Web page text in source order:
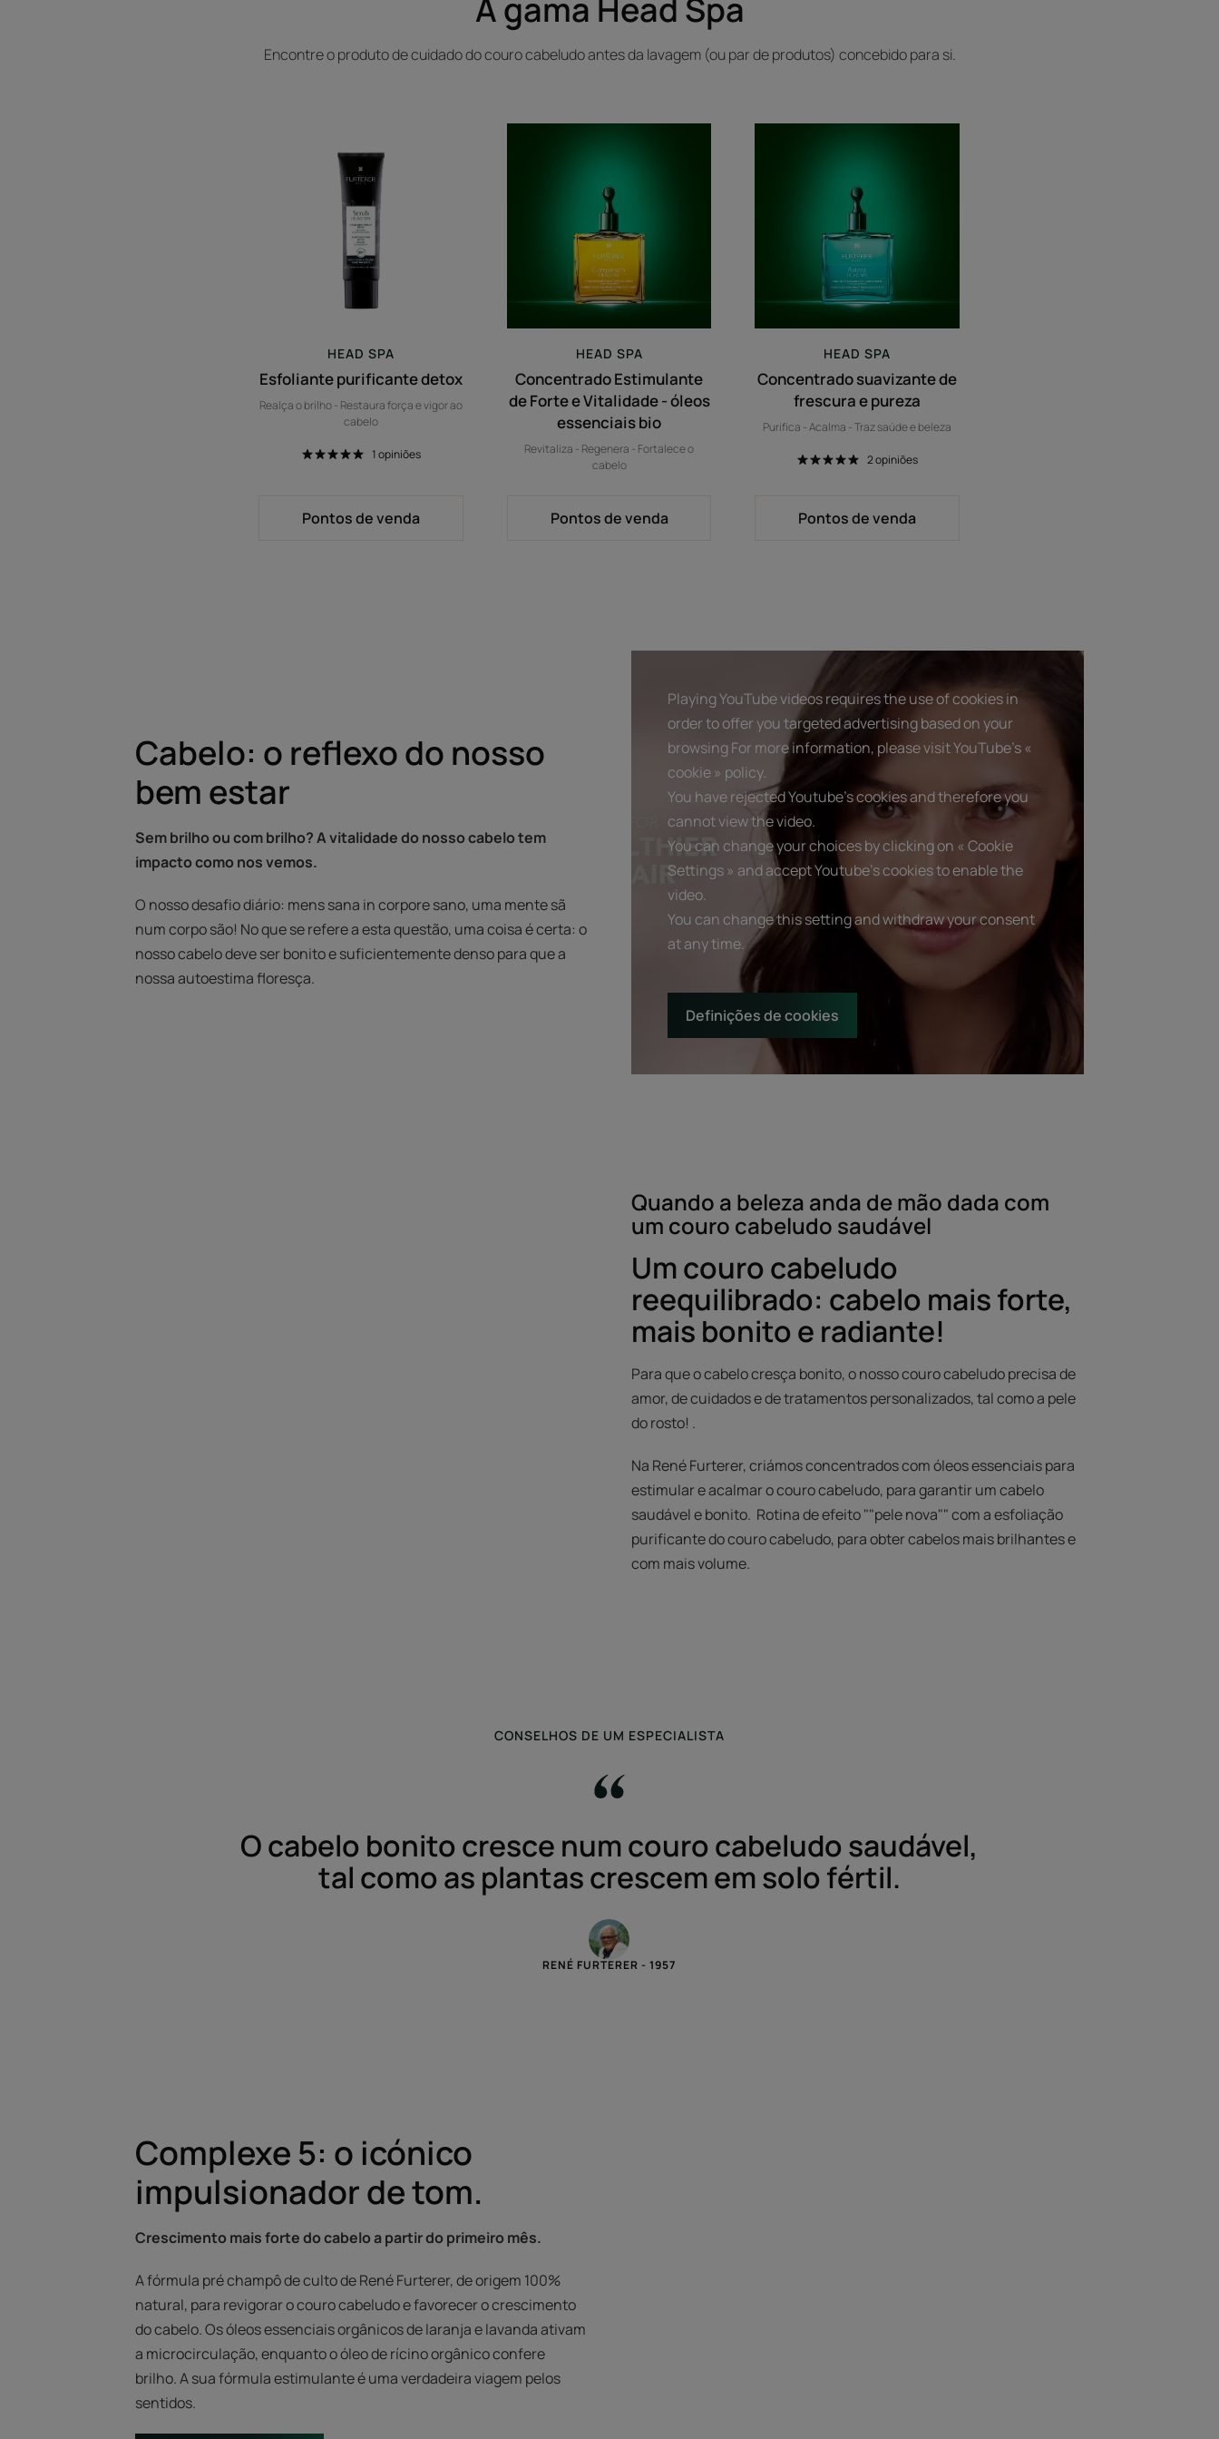
A gama Head Spa
Encontre o produto de cuidado do couro cabeludo antes da lavagem (ou par de produtos) concebido para si.
purificante
detox
HEAD SPA
Esfoliante purificante detox
Realça o brilho - Restaura força e vigor ao
cabelo
1opiniões
Pontos de venda
Forte
Vitalidade
-
óleos
essenciais
bio
HEAD SPA
Concentrado Estimulante
de Forte e Vitalidade - óleos
essenciais bio
Revitaliza - Regenera - Fortalece o
cabelo
Pontos de venda
frescura
pureza
HEAD SPA
Concentrado suavizante de
frescura e pureza
Purifica - Acalma - Traz saúde e beleza
2opiniões
Pontos de venda
Cabelo: o reflexo do nosso
bem estar
Sem brilho ou com brilho? A vitalidade do nosso cabelo tem
impacto como nos vemos.
O nosso desafio diário: mens sana in corpore sano, uma mente sã
num corpo são! No que se refere a esta questão, uma coisa é certa: o
nosso cabelo deve ser bonito e suficientemente denso para que a
nossa autoestima floresça.
Playing YouTube videos requires the use of cookies in
order to offer you targeted advertising based on your
browsing For more information, please visit YouTube's «
cookie » policy.
You have rejected Youtube's cookies and therefore you
cannot view the video.
You can change your choices by clicking on « Cookie
Settings » and accept Youtube's cookies to enable the
video.
You can change this setting and withdraw your consent
at any time.
Definições de cookies
Quando a beleza anda de mão dada com
um couro cabeludo saudável
Um couro cabeludo
reequilibrado: cabelo mais forte,
mais bonito e radiante!
Para que o cabelo cresça bonito, o nosso couro cabeludo precisa de
amor, de cuidados e de tratamentos personalizados, tal como a pele
do rosto! .
Na René Furterer, criámos concentrados com óleos essenciais para
estimular e acalmar o couro cabeludo, para garantir um cabelo
saudável e bonito. Rotina de efeito ""pele nova"" com a esfoliação
purificante do couro cabeludo, para obter cabelos mais brilhantes e
com mais volume.
CONSELHOS DE UM ESPECIALISTA
O cabelo bonito cresce num couro cabeludo saudável,
tal como as plantas crescem em solo fértil.
RENÉ FURTERER - 1957
Complexe 5: o icónico
impulsionador de tom.
Crescimento mais forte do cabelo a partir do primeiro mês.
A fórmula pré champô de culto de René Furterer, de origem 100%
natural, para revigorar o couro cabeludo e favorecer o crescimento
do cabelo. Os óleos essenciais orgânicos de laranja e lavanda ativam
a microcirculação, enquanto o óleo de rícino orgânico confere
brilho. A sua fórmula estimulante é uma verdadeira viagem pelos
sentidos.